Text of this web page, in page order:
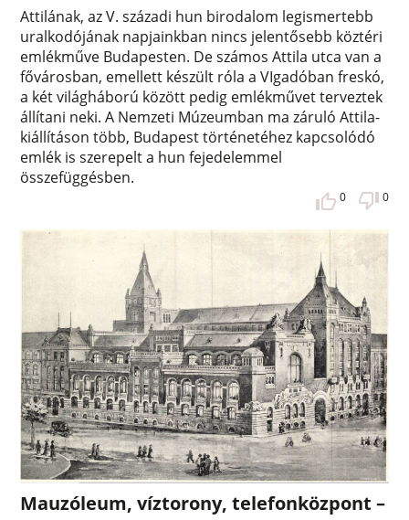
Attilának, az V. századi hun birodalom legismertebb
uralkodójának napjainkban nincs jelentősebb köztéri
emlékműve Budapesten. De számos Attila utca van a
fővárosban, emellett készült róla a VIgadóban freskó,
a két világháború között pedig emlékművet terveztek
állítani neki. A Nemzeti Múzeumban ma záruló Attila-
kiállításon több, Budapest történetéhez kapcsolódó
emlék is szerepelt a hun fejedelemmel
összefüggésben.
0 0
Mauzóleum, víztorony, telefonközpont –